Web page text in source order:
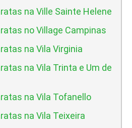
na Ville Sainte Helene
no Village Campinas
na Vila Virginia
na Vila Trinta e Um de
na Vila Tofanello
na Vila Teixeira